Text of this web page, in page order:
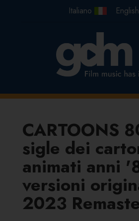
CARTOONS
sigle dei
animati anni
versioni
2023